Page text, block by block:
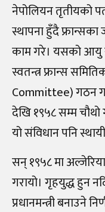
नेपोलियन तृतीयको
स्थापना हुँदै
काम गरे। यसको आयु
स्वतन्त्र फ्रान्स
Committee) गठन
देखि १९५८ सम्म
यो संविधान पनि
सन् १९५८ मा
गरायो। गृहयुद्ध हुन
प्रधानमन्त्री बनाउने